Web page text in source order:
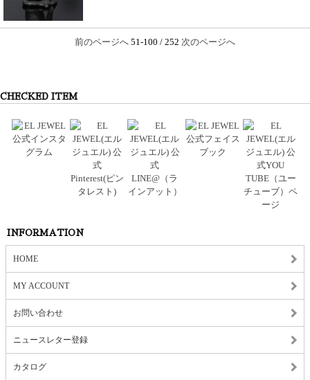
前のページへ 51-100 / 252 次のページへ
CHECKED ITEM
INFORMATION
HOME
MY ACCOUNT
お問い合わせ
ニュースレター登録
カタログ